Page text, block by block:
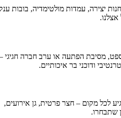
יצירה, עמדות מולטימדיה, בובות ענק
מסיבת הפתעה או ערב חברה חגיגי –
ודוכני בר איכותיים.
לכל מקום – חצר פרטית, גן אירועים,
שתבחרו.